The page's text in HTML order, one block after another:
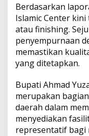
Berdasarkan
Islamic Center
atau finishing.
penyempurnaan
memastikan
yang ditetapkan.
Bupati Ahmad
merupakan
daerah dalam
menyediakan
representatif bagi